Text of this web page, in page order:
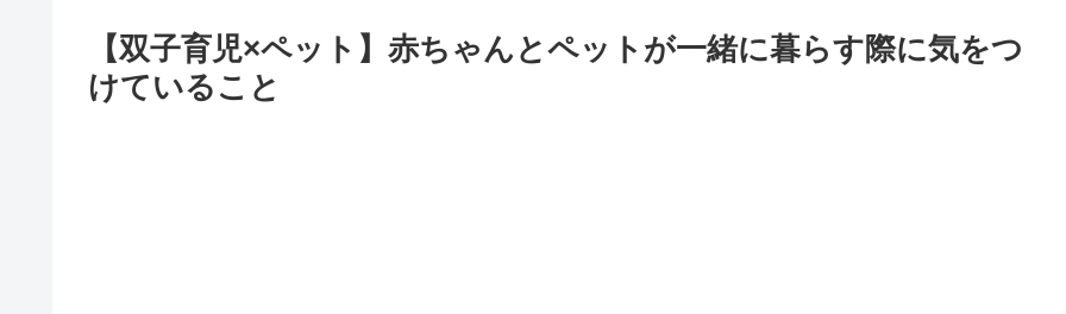
【双子育児×ペット】赤ちゃんとペットが一緒に暮らす際に気をつ
けていること